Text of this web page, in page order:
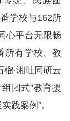
学校与162所
心平台无限畅
所有学校、教
榴·湘吐同研云
团式”教育援
践案例”。